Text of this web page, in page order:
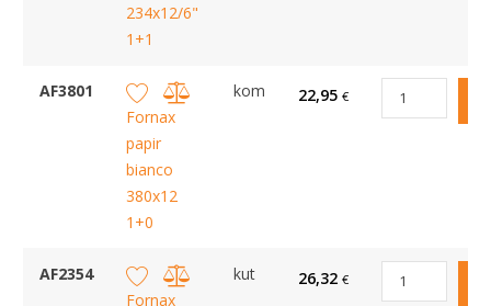
234x12/6"
1+1
AF3801
Fornax
papir
bianco
380x12
1+0
kom 22,95 €
AF2354
Fornax
kut 26,32 €